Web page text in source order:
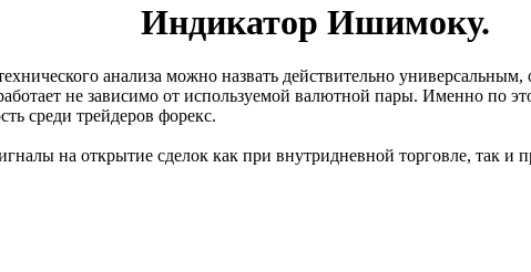
Индикатор Ишимоку.
анализа можно назвать действительно
не зависимо от используемой валютной пары. Именно по
среди трейдеров форекс.
на открытие сделок как при внутридневной торговле, так и